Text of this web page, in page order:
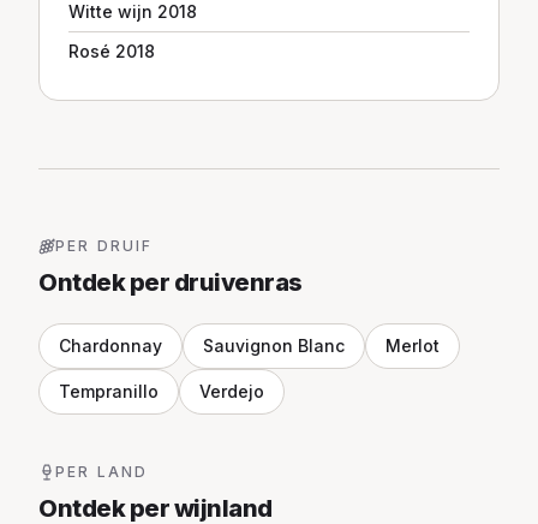
Witte wijn 2018
Rosé 2018
PER DRUIF
Ontdek per druivenras
Chardonnay Sauvignon Blanc Merlot
Tempranillo Verdejo
PER LAND
Ontdek per wijnland